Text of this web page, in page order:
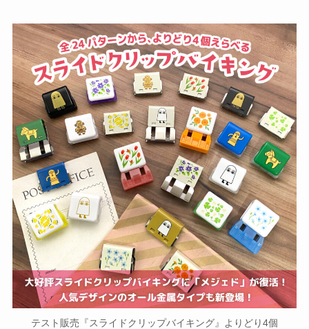
テスト販売『スライドクリップバイキング』よりどり4個